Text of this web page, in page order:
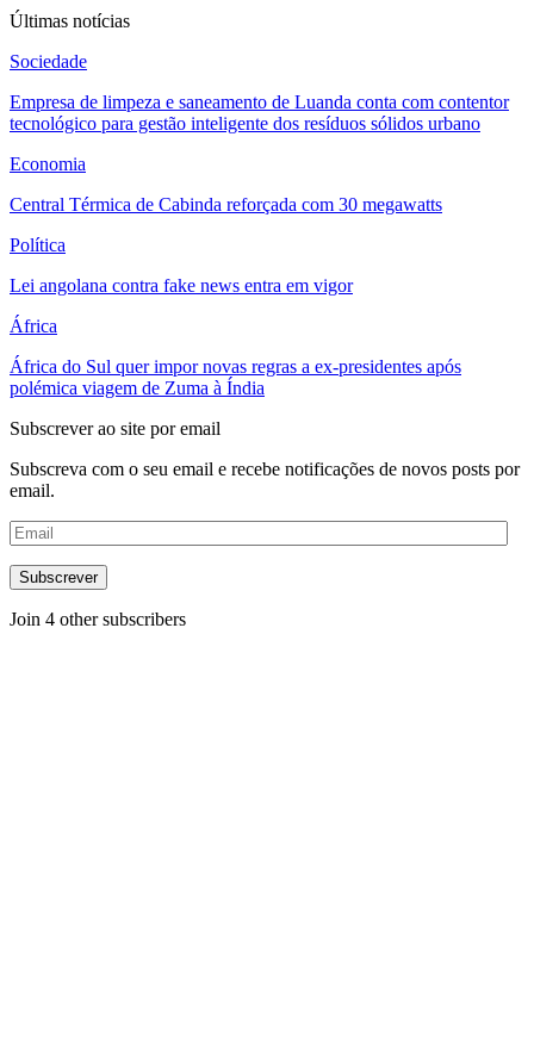
Últimas notícias
Sociedade
Empresa de limpeza e saneamento de Luanda conta com contentor
tecnológico para gestão inteligente dos resíduos sólidos urbano
Economia
Central Térmica de Cabinda reforçada com 30 megawatts
Política
Lei angolana contra fake news entra em vigor
África
África do Sul quer impor novas regras a ex-presidentes após
polémica viagem de Zuma à Índia
Subscrever ao site por email
Subscreva com o seu email e recebe notificações de novos posts por
email.
Email
Subscrever
Join 4 other subscribers